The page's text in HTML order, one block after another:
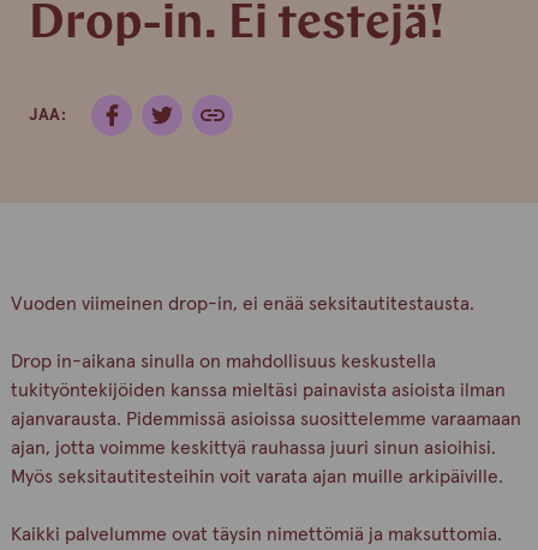
Drop-in. Ei testejä!
JAA:
Vuoden viimeinen drop-in, ei enää seksitautitestausta.
Drop in-aikana sinulla on mahdollisuus keskustella
tukityöntekijöiden kanssa mieltäsi painavista asioista ilman
ajanvarausta. Pidemmissä asioissa suosittelemme varaamaan
ajan, jotta voimme keskittyä rauhassa juuri sinun asioihisi.
Myös seksitautitesteihin voit varata ajan muille arkipäiville.
Kaikki palvelumme ovat täysin nimettömiä ja maksuttomia.